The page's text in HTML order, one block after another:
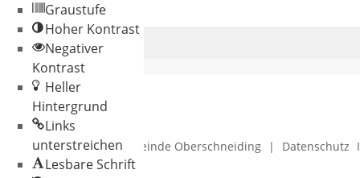
© 2026 Gemeinde Oberschneiding | Datenschutz
Graustufe
Hoher Kontrast
Negativer
Kontrast
Heller
Hintergrund
Links
unterstreichen
Lesbare Schrift